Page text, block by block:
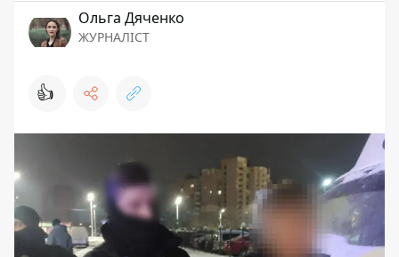
Ольга Дяченко
ЖУРНАЛІСТ
👍